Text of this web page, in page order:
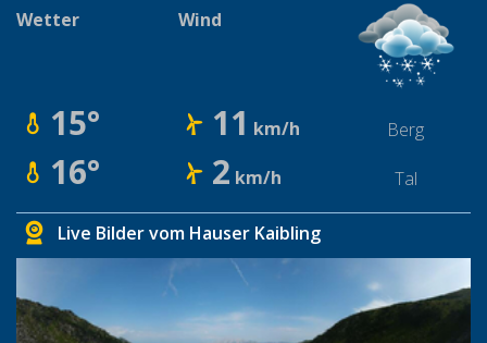
Wetter Wind
15° 11 km/h Berg
16° 2 km/h Tal
Live Bilder vom Hauser Kaibling